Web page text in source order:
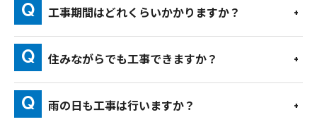
工事期間はどれくらいかかりますか？
住みながらでも工事できますか？
雨の日も工事は行いますか？